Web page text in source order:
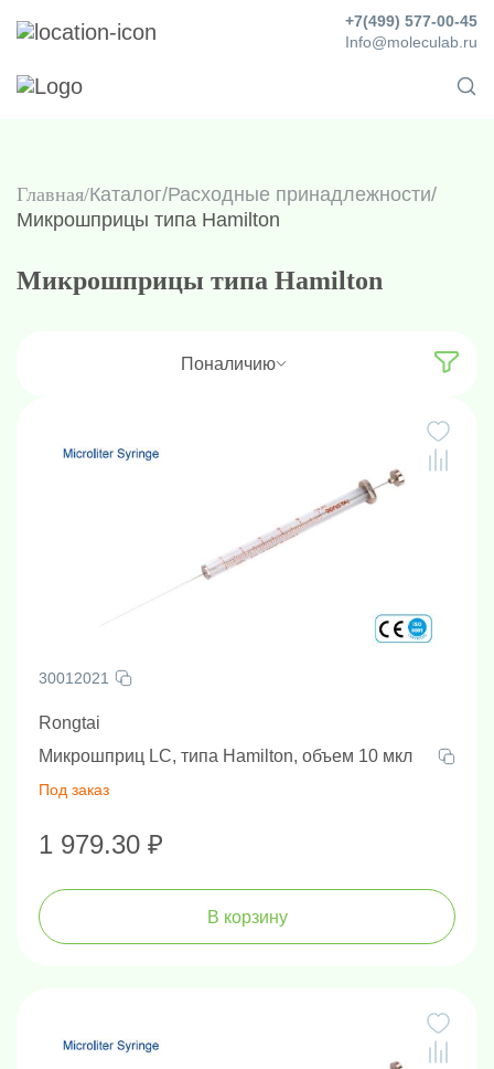
Info@moleculab.ru
+7(499) 577-00-45
Главная Каталог/Расходные принадлежности/
Микрошприцы типа Hamilton
Микрошприцы типа Hamilton
Поналичию
30012021
Rongtai
Микрошприц LC, типа Hamilton, объем 10 мкл
Под заказ
1 979.30 ₽
В корзину